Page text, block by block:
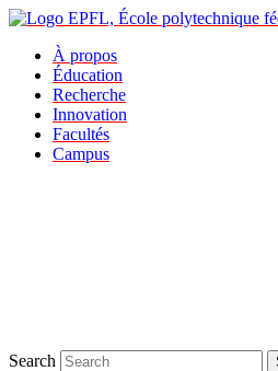
À propos
Éducation
Recherche
Innovation
Facultés
Campus
Search